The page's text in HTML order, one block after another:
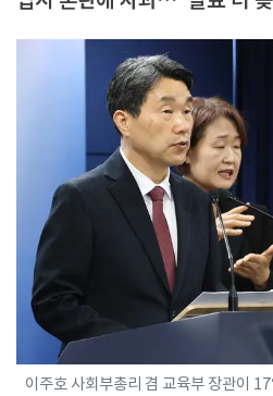
이주호 사회부총리 겸 교육부 장관이